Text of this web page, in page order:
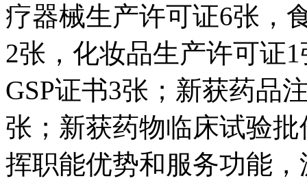
疗器械生产许可证6张，
2张，化妆品生产许可证
GSP证书3张；新获药品
张；新获药物临床试验
挥职能优势和服务功能